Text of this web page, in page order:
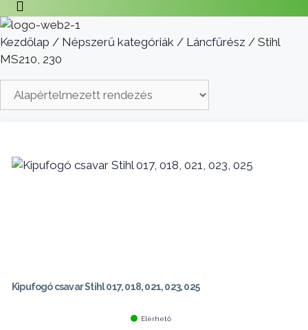
Kezdőlap / Népszerű kategóriák / Láncfűrész / Stihl
MS210, 230
Kipufogó csavar Stihl 017, 018, 021, 023, 025
Elérhető